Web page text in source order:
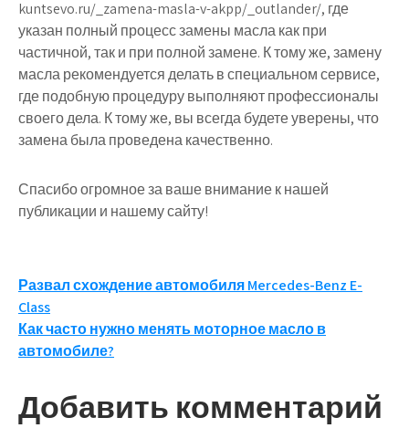
kuntsevo.ru/_zamena-masla-v-akpp/_outlander/, где
указан полный процесс замены масла как при
частичной, так и при полной замене. К тому же, замену
масла рекомендуется делать в специальном сервисе,
где подобную процедуру выполняют профессионалы
своего дела. К тому же, вы всегда будете уверены, что
замена была проведена качественно.
Спасибо огромное за ваше внимание к нашей
публикации и нашему сайту!
Навигация
по
записям
Развал схождение автомобиля Mercedes-Benz E-
Class
Как часто нужно менять моторное масло в
автомобиле?
Добавить комментарий